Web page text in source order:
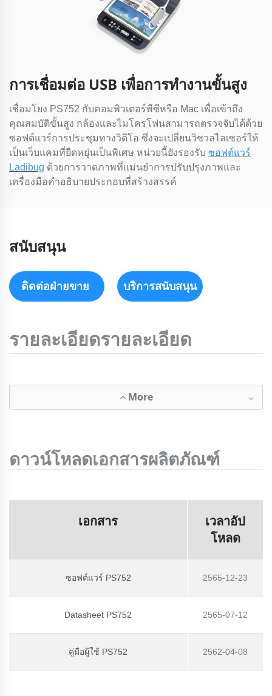
การเชื่อมต่อ USB เพื่อการทํางานขั้นสูง
เชื่อมโยง PS752 กับคอมพิวเตอร์พีซีหรือ Mac เพื่อเข้าถึง
คุณสมบัติขั้นสูง กล้องและไมโครโฟนสามารถตรวจจับได้ด้วย
ซอฟต์แวร์การประชุมทางวิดีโอ ซึ่งจะเปลี่ยนวิชวลไลเซอร์ให้
เป็นเว็บแคมที่ยืดหยุ่นเป็นพิเศษ หน่วยนี้ยังรองรับ ซอฟต์แวร์
Ladibug ด้วยการวาดภาพที่แม่นยําการปรับปรุงภาพและ
เครื่องมือคําอธิบายประกอบที่สร้างสรรค์
สนับสนุน
ติดต่อฝ่ายขาย บริการสนับสนุน
รายละเอียดรายละเอียด
More
ดาวน์โหลดเอกสารผลิตภัณฑ์
เอกสาร
เวลาอัป
โหลด
ซอฟต์แวร์ PS752 2565-12-23
Datasheet PS752 2565-07-12
คู่มือผู้ใช้ PS752 2562-04-08